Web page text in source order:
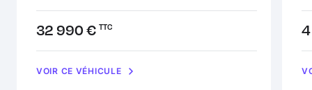
Prix :
32 990 € TTC
VOIR CE VÉHICULE